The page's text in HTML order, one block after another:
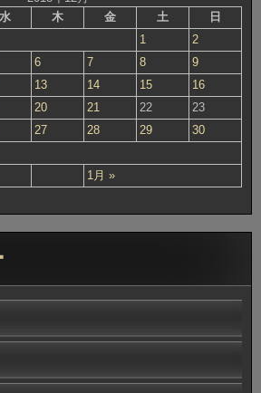
水 木 金 土 日
1月 »
1
2
6 7 8
9
13 14 15
16
20 21 22
23
27 28 29
30